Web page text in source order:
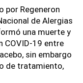
por Regeneron
de Alergias
una muerte y
COVID-19 entre
sin embargo
de tratamiento,